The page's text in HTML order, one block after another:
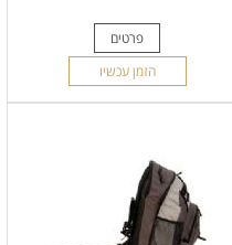
פרטים
הזמן עכשיו